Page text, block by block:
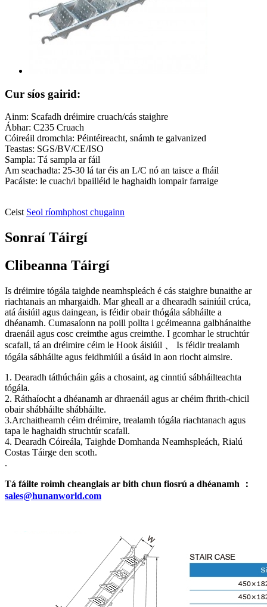
Cur síos gairid:
Ainm: Scafadh dréimire cruach/cás staighre
Ábhar: C235 Cruach
Cóireáil dromchla: Péintéireacht, snámh te galvanized
Teastas: SGS/BV/CE/ISO
Sampla: Tá sampla ar fáil
Am seachadta: 25-30 lá tar éis an L/C nó an taisce a fháil
Pacáiste: le cuach/i bpailléid le haghaidh iompair farraige
Ceist Seol ríomhphost chugainn
Sonraí Táirgí
Clibeanna Táirgí
Is dréimire tógála taighde neamhspleách é cás staighre bunaithe ar
riachtanais an mhargaidh. Mar gheall ar a dhearadh sainiúil crúca,
atá áisiúil agus daingean, is féidir obair thógála sábháilte a
dhéanamh. Cumasaíonn na poill pollta i gcéimeanna galbhánaithe
draenáil agus cosc ​​creimthe agus creimthe. I gcomhar le struchtúr
scafall, tá an dréimire céim le Hook áisiúil 、 Is féidir trealamh
tógála sábháilte agus feidhmiúil a úsáid in aon riocht aimsire.
1. Dearadh táthúcháin gáis a chosaint, ag cinntiú sábháilteachta
tógála.
2. Ráthaíocht a dhéanamh ar dhraenáil agus ar chéim fhrith-chicil
obair shábháilte shábháilte.
3.Archaitheamh céim dréimire, trealamh tógála riachtanach agus
tapa le haghaidh struchtúr scafall.
4. Dearadh Cóireála, Taighde Domhanda Neamhspleách, Rialú
Costas Táirge den scoth.
.
Tá fáilte roimh cheanglais ar bith chun fiosrú a dhéanamh ：
sales@hunanworld.com